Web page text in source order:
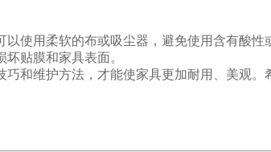
使用柔软的布或吸尘器，避免使用含有酸性
贴膜和家具表面。
和维护方法，才能使家具更加耐用、美观。